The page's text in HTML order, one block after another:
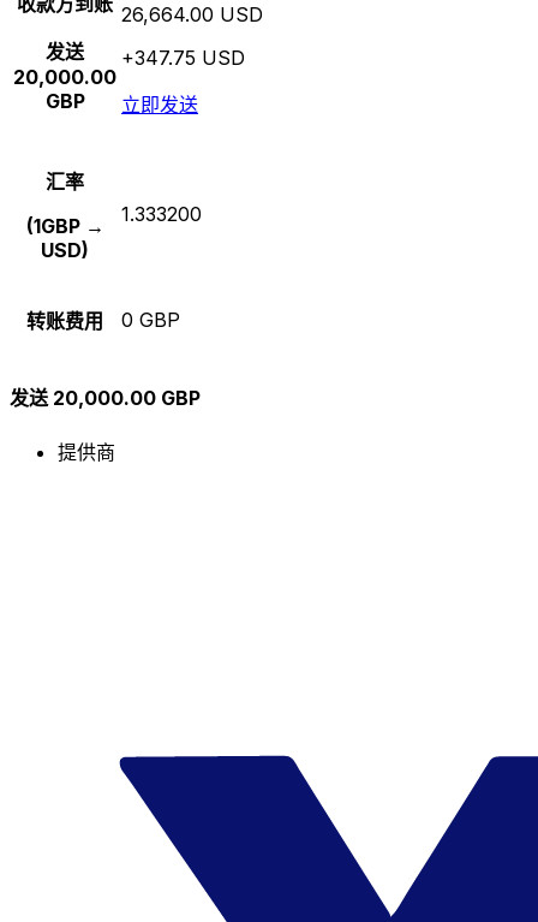
发送
20,000.00
GBP
26,664.00 USD
+347.75 USD
立即发送
汇率
(1GBP →
USD)
1.333200
转账费用 0 GBP
发送 20,000.00 GBP
提供商